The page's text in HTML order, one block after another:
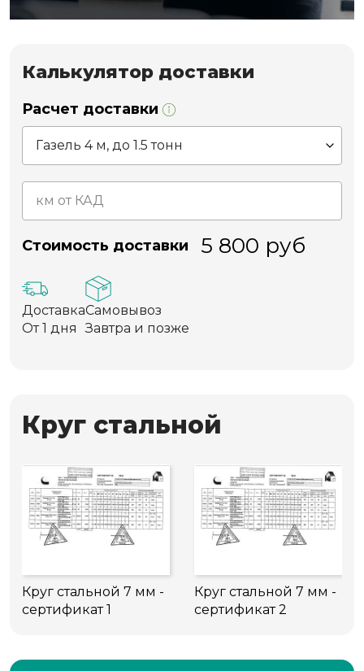
Калькулятор доставки
Расчет доставки
Стоимость доставки 5 800 руб
Доставка
От 1 дня
Самовывоз
Завтра и позже
Круг стальной
Круг стальной 7 мм -
сертификат 1
Круг стальной 7 мм -
сертификат 2